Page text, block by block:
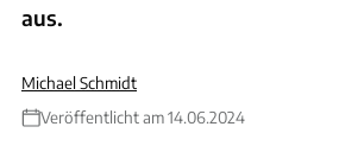
aus.
Michael Schmidt
Veröffentlicht am 14.06.2024